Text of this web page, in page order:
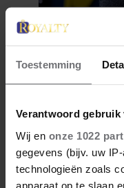
Toestemming
Verantwoord gebruik
Wij en onze 1022
gegevens (bijv. uw
technologieën zoals
apparaat op te slaan
28 april 2026
DÍT ZIJN